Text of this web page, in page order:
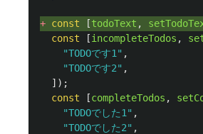
+ const [todoText ,
const
[incompleteTodos ,
"TODOです1 " ,
"TODOです2" ,
]);
const
[completeTodos ,
"TODOでした1 " ,
"TODOでした2" ,